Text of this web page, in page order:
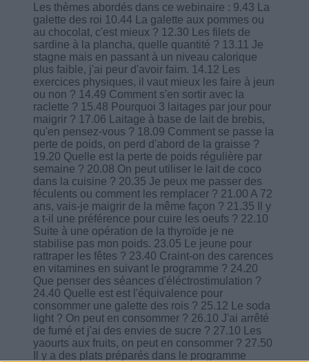
Les thèmes abordés dans ce webinaire : 9.43 La
galette des roi 10.44 La galette aux pommes ou
au chocolat, c'est mieux ? 12.30 Les filets de
sardine à la plancha, quelle quantité ? 13.11 Je
stagne mais en passant à un niveau calorique
plus faible, j'ai peur d'avoir faim. 14.12 Les
exercices physiques, il vaut mieux les faire à jeun
ou non ? 14.49 Comment s'en sortir avec la
raclette ? 15.48 Pourquoi 3 laitages par jour pour
maigrir ? 17.06 Laitage à base de lait de brebis,
qu'en pensez-vous ? 18.09 Comment se passe la
perte de poids, on perd d'abord de la graisse ?
19.20 Quelle est la perte de poids régulière par
semaine ? 20.08 On peut utiliser le lait de coco
dans la cuisine ? 20.35 Je peux me passer des
féculents ou comment les remplacer ? 21.00 A 72
ans, vais-je maigrir de la même façon ? 21.35 Il y
a t-il une préférence pour cuire les oeufs ? 22.10
Suite à une opération de la thyroïde je ne
stabilise pas mon poids. 23.05 Le jeune pour
rattraper les fêtes ? 23.40 Craint-on des carences
en vitamines en suivant le programme ? 24.20
Que penser des séances d'éléctrostimulation ?
24.40 Quelle est est l'équivalence pour
consommer une galette des rois ? 25.12 Le soda
light ? On peut en consommer ? 26.10 J'ai arrêté
de fumé et j'ai des envies de sucre ? 27.10 Les
yaourts aux fruits, on peut en consommer ? 27.50
Il y a des plats préparés dans le programme